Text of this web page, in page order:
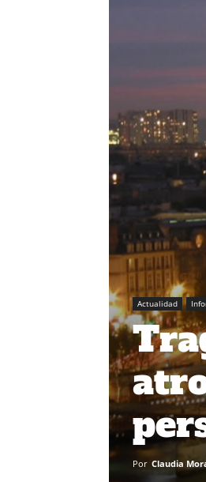
Actualidad
Por Claudia